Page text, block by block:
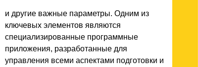
и другие важные параметры. Одним из
ключевых элементов являются
специализированные программные
приложения, разработанные для
управления всеми аспектами подготовки и